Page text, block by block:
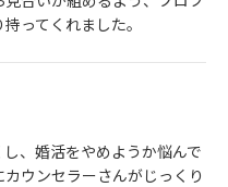
ってくれました。
、婚活をやめようか悩んで
ウンセラーさんがじっくり